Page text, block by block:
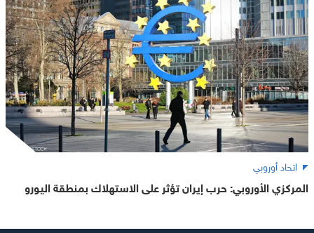
اتحاد أوروبي
المركزي الأوروبي: حرب إيران تؤثر على الاستهلاك بمنطقة اليورو